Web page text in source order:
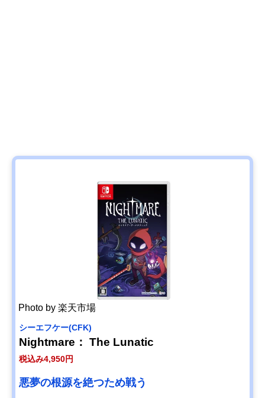
Photo by 楽天市場
シーエフケー(CFK)
Nightmare： The Lunatic
税込み4,950円
悪夢の根源を絶つため戦う